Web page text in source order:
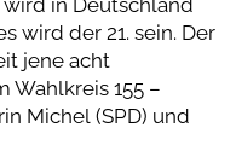
wird der 21. sein. Der
jene acht
Wahlkreis 155 –
Michel (SPD) und